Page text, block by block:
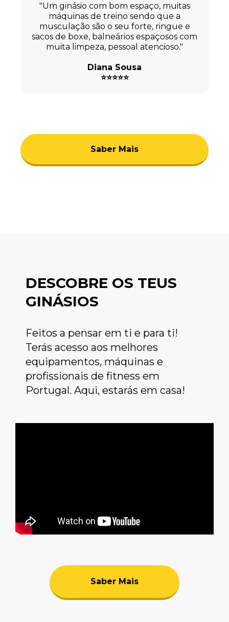
"Um ginásio com bom espaço, muitas
máquinas de treino sendo que a
musculação são o seu forte, ringue e
sacos de boxe, balneários espaçosos com
muita limpeza, pessoal atencioso."
Diana Sousa
⭐⭐⭐⭐⭐
Saber Mais
DESCOBRE OS TEUS
GINÁSIOS
Feitos a pensar em ti e para ti!
Terás acesso aos melhores
equipamentos, máquinas e
profissionais de fitness em
Portugal. Aqui, estarás em casa!
Saber Mais